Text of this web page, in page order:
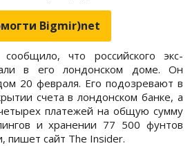
Bigmir)net
что российского экс-
в его лондонском доме. Он
20 февраля. Его подозревают в
счета в лондонском банке, а
платежей на общую сумму
и хранении 77 500 фунтов
пишет сайт The Insider.